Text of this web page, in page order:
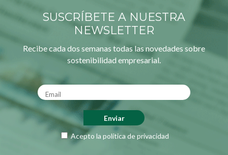
SUSCRÍBETE A NUESTRA
NEWSLETTER
Recibe cada dos semanas todas las novedades sobre
sostenibilidad empresarial.
Acepto la política de privacidad